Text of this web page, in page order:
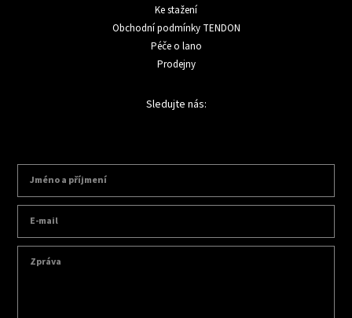
Ke stažení
Obchodní podmínky TENDON
Péče o lano
Prodejny
Sledujte nás: